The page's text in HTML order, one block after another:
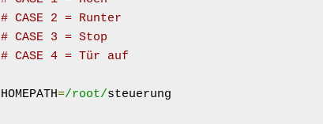
# CASE 2 = Runter
# CASE 3 = Stop
# CASE 4 = Tür auf
HOMEPATH=/root/steuerung